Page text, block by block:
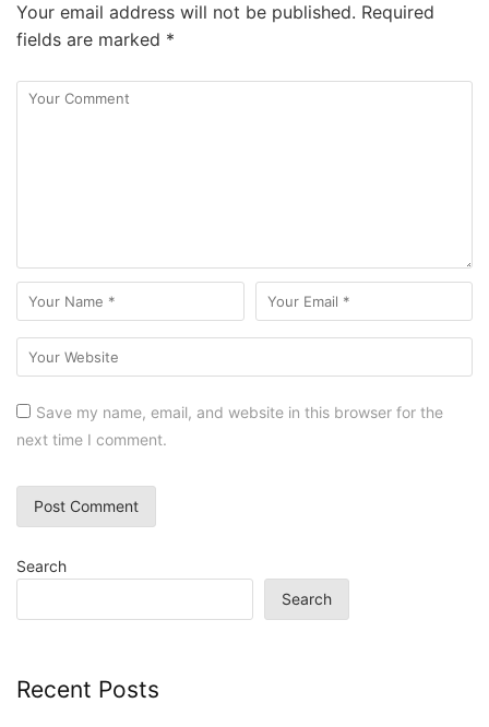
Your email address will not be published. Required
fields are marked *
Save my name, email, and website in this browser for the
next time I comment.
Search
Search
Recent Posts